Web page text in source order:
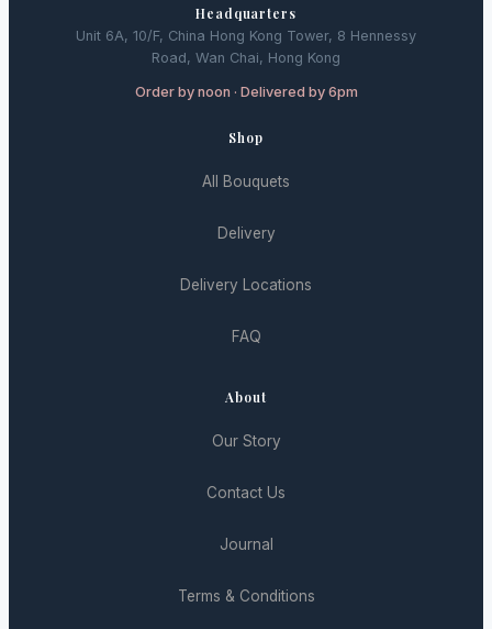
Headquarters
Unit 6A, 10/F, China Hong Kong Tower, 8 Hennessy
Road, Wan Chai, Hong Kong
Order by noon · Delivered by 6pm
Shop
All Bouquets
Delivery
Delivery Locations
FAQ
About
Our Story
Contact Us
Journal
Terms & Conditions